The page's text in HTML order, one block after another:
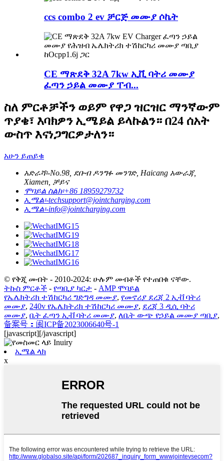
ccs combo 2 ev ቻርጅ መሙያ ሶኬት
CE ማጽደቅ 32A 7kw ኢቪ ባትሪ መሙያ
ፈጣን ኃይል መሙያ ፐብ...
ስለ ምርቶቻችን ወይም የዋጋ ዝርዝር ማንኛውም
ጥያቄ፣ እባክዎን ኢሜይል ይላኩልን። በ24 ሰአት
ውስጥ እናነጋግርዎታለን።
አሁን ይጠይቁ
አድራሻ፡-No.98, ደቡብ ዶንግፉ መንገድ, Haicang አውራጃ,
Xiamen, ቻይና
ሞባይል ስልክ፡+86 18959279732
ኢሜል፡-techsupport@jointcharging.com
ኢሜል፡-info@jointcharging.com
© የቅጂ መብት - 2010-2024: ሁሉም መብቶች የተጠበቁ ናቸው.
ትኩስ ምርቶች - የጣቢያ ካርታ - AMP ሞባይል
የኤሌክትሪክ ተሽከርካሪ ግድግዳ መሙያ, የመኖሪያ ደረጃ 2 ኢቭ ባትሪ
መሙያ, 240v የኤሌክትሪክ ተሽከርካሪ መሙያ, ደረጃ 3 ዲሲ ባትሪ
መሙያ, ቤት ፈጣን ኢቭ ባትሪ መሙያ, ለቤት ውጭ የኃይል መሙያ ጣቢያ,
备案号：闽ICP备2023006640号-1
[javascript][/javascript]
ኢሜል ላክ
x